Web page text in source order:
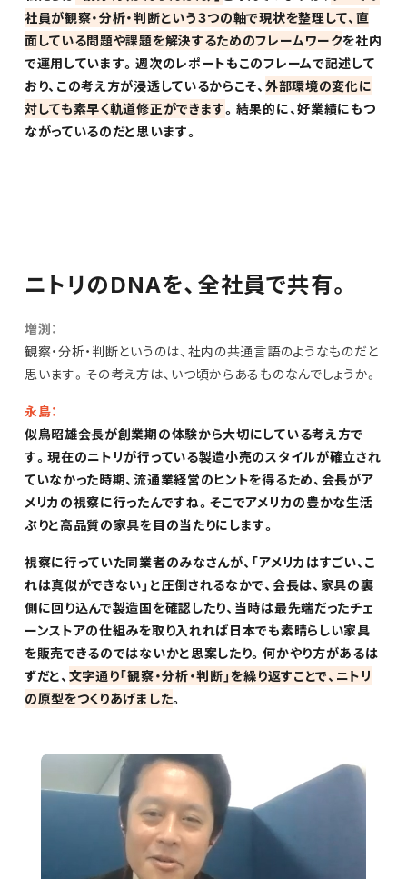
社員が観察・分析・判断という３つの軸で現状を整理して、直
面している問題や課題を解決するためのフレームワークを社内
で運用しています。週次のレポートもこのフレームで記述して
おり、この考え方が浸透しているからこそ、 外部環境の変化に
対しても素早く軌道修正ができます。結果的に、好業績にもつ
ながっているのだと思います。
ニトリのDNAを、全社員で共有。
増渕：
観察・分析・判断というのは、社内の共通言語のようなものだと
思います。その考え方は、いつ頃からあるものなんでしょうか。
永島：
似鳥昭雄会長が創業期の体験から大切にしている考え方で
す。現在のニトリが行っている製造小売のスタイルが確立され
ていなかった時期、流通業経営のヒントを得るため、会長がア
メリカの視察に行ったんですね。そこでアメリカの豊かな生活
ぶりと高品質の家具を目の当たりにします。
視察に行っていた同業者のみなさんが、「アメリカはすごい、こ
れは真似ができない」と圧倒されるなかで、会長は、家具の裏
側に回り込んで製造国を確認したり、当時は最先端だったチェ
ーンストアの仕組みを取り入れれば日本でも素晴らしい家具
を販売できるのではないかと思案したり。何かやり方があるは
ずだと、 文字通り「観察・分析・判断」を繰り返すことで、ニトリ
の原型をつくりあげました。